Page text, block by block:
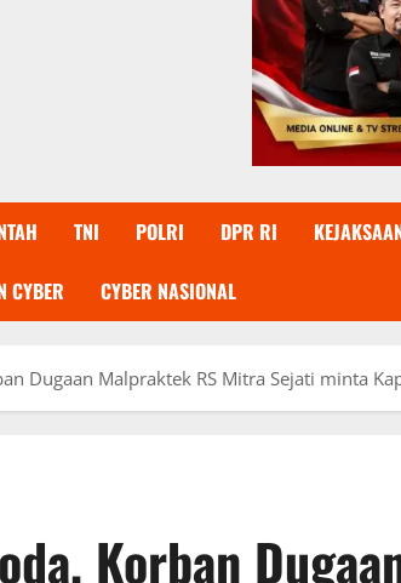
TNI POLRI DPR RI
CYBER CYBER NASIONAL
Dugaan Malpraktek RS Mitra Sejati minta
Korban